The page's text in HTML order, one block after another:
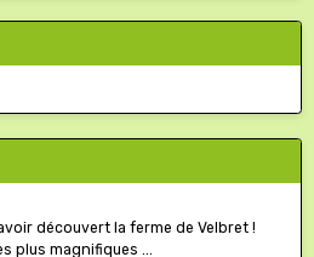
découvert la ferme de Velbret !
plus magnifiques ...